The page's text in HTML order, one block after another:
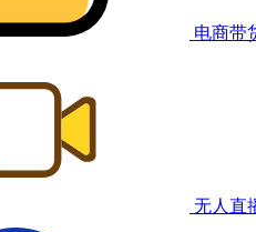
电商带
无人直